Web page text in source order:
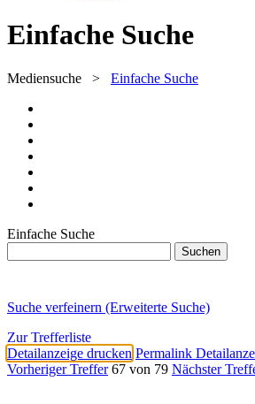
Einfache Suche
Mediensuche > Einfache Suche
Einfache Suche
Suche verfeinern (Erweiterte Suche)
Zur Trefferliste
Detailanzeige drucken Permalink
Vorheriger Treffer 67 von 79 Nächster